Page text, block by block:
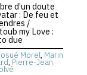
d’un doute
: De feu et
/
my Love :
due
Morel, Marin
, Pierre-Jean